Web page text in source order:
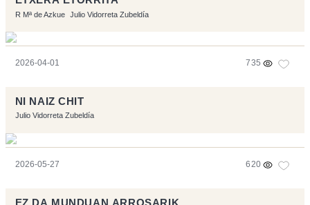
R Mª de Azkue Julio Vidorreta Zubeldía
2026-04-01 735
NI NAIZ CHIT
Julio Vidorreta Zubeldía
2026-05-27 620